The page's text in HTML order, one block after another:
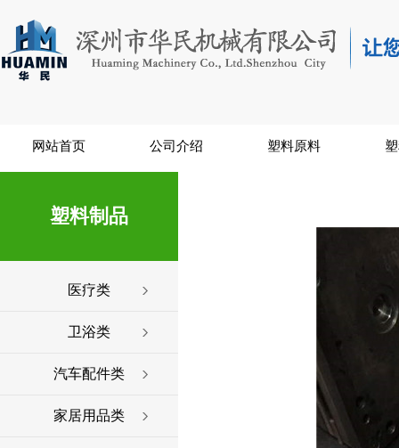
网站首页 公司介绍 塑料原料
塑料制品
医疗类
卫浴类
汽车配件类
家居用品类